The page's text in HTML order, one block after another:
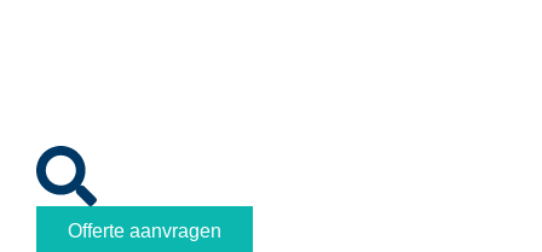
Offerte aanvragen